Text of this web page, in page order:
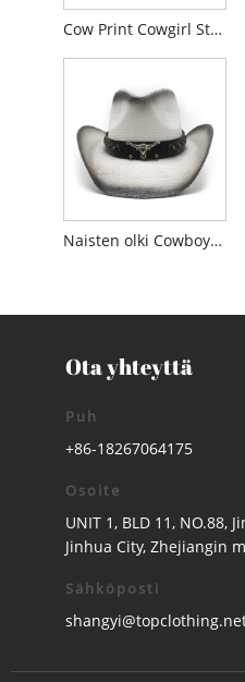
Cow Print Cowgirl Straw Hat Toimittaja
Naisten olki Cowboy-hattujen toimittajat
Ota yhteyttä
Puh
+86-18267064175
Osoite
UNIT 1, BLD 11, NO.88,
Jinhua City, Zhejiangin
Sähköposti